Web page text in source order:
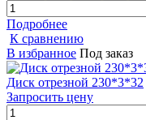
Подробнее
К сравнению
В избранное Под заказ
Диск отрезной 230*3*32
Запросить цену